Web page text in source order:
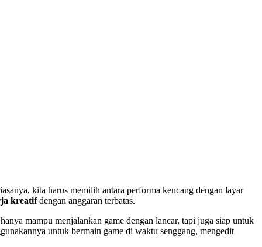
kita harus memilih antara performa kencang dengan layar
kreatifdengan anggaran terbatas.
mampu menjalankan game dengan lancar, tapi juga siap untuk
untuk bermain game di waktu senggang, mengedit